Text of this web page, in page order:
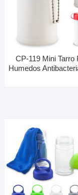
CP-119 Mini Tarro
Humedos